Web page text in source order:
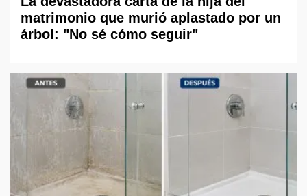
matrimonio que murió aplastado por un
árbol: "No sé cómo seguir"